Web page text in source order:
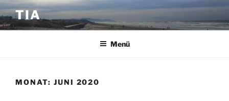
Zum
Inhalt
springen
TIA
Menü
MONAT: JUNI 2020